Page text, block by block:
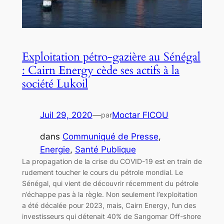
Exploitation pétro-gazière au Sénégal
: Cairn Energy cède ses actifs à la
société Lukoil
Juil 29, 2020—parMoctar FICOU
dans Communiqué de Presse
Energie, Santé Publique
La propagation de la crise du COVID-19 est en train de
rudement toucher le cours du pétrole mondial. Le
Sénégal, qui vient de découvrir récemment du pétrole
n’échappe pas à la règle. Non seulement l’exploitation
a été décalée pour 2023, mais, Cairn Energy, l’un des
investisseurs qui détenait 40% de Sangomar Off-shore